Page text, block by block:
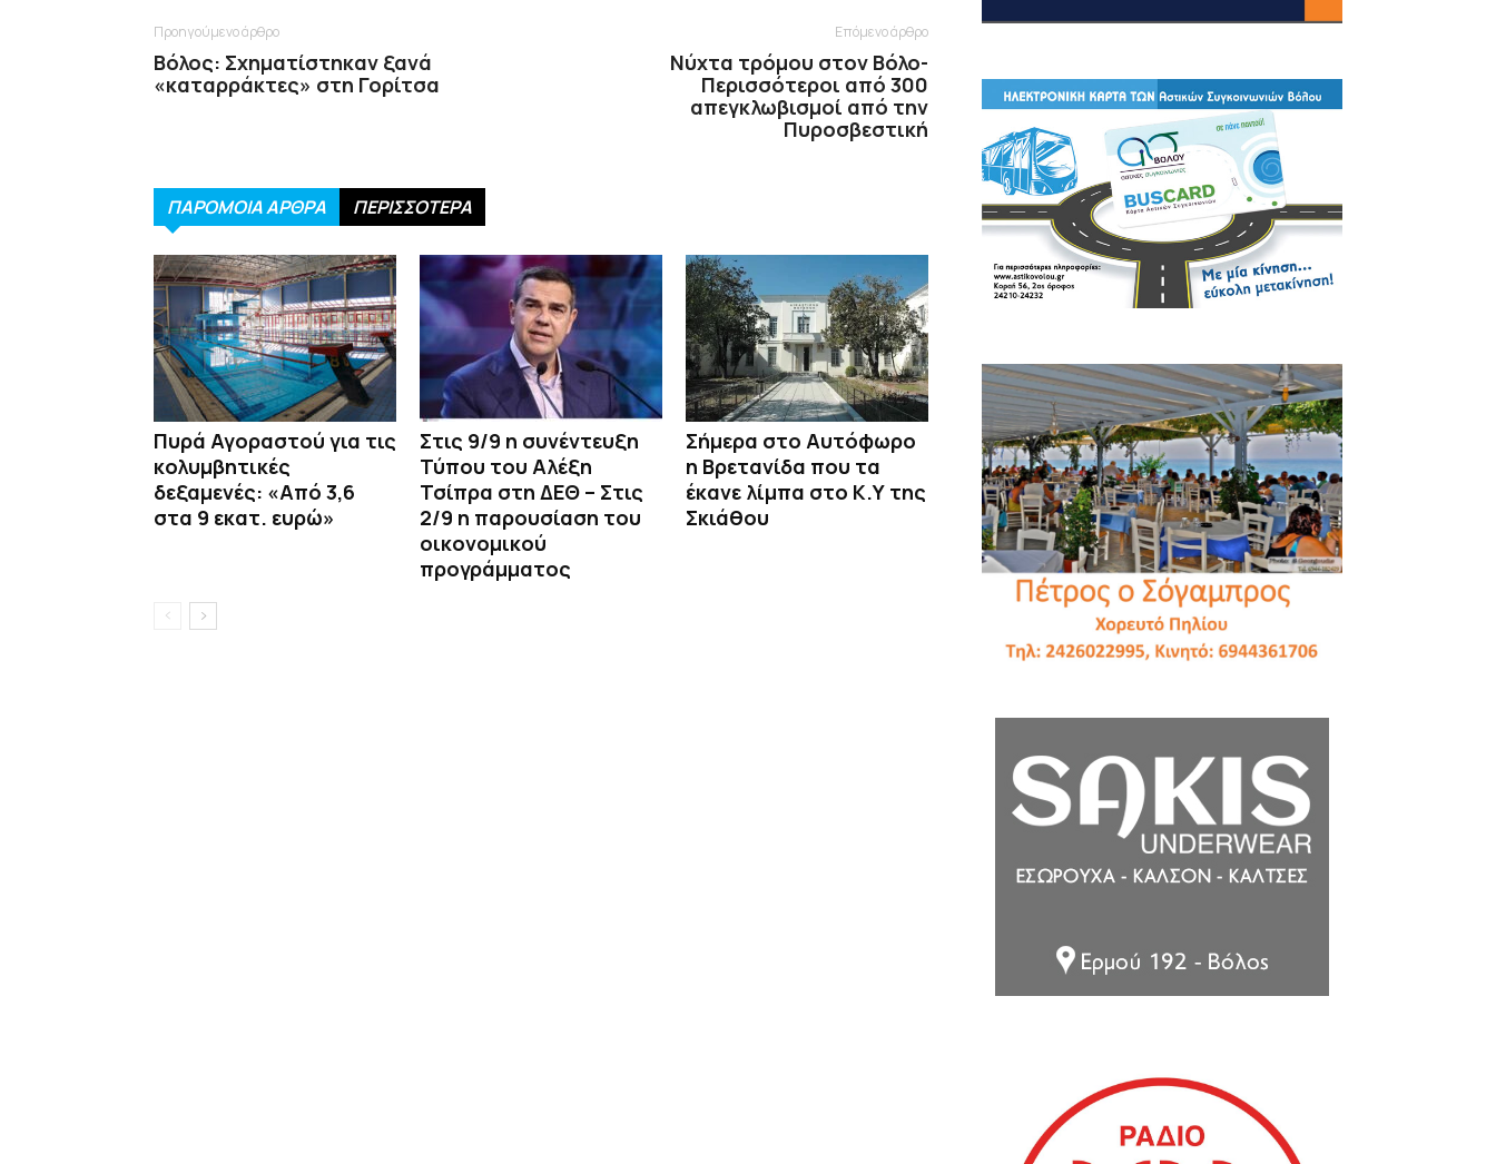
Προηγούμενο άρθρο
Βόλος: Σχηματίστηκαν ξανά
«καταρράκτες» στη Γορίτσα
Επόμενο άρθρο
Νύχτα τρόμου στον Βόλο-
Περισσότεροι από 300
απεγκλωβισμοί από την
Πυροσβεστική
ΠΑΡΟΜΟΙΑ ΑΡΘΡΑ ΠΕΡΙΣΣΟΤΕΡΑ
Πυρά Αγοραστού για τις
κολυμβητικές
δεξαμενές: «Από 3,6
στα 9 εκατ. ευρώ»
Στις 9/9 η συνέντευξη
Τύπου του Αλέξη
Τσίπρα στη ΔΕΘ – Στις
2/9 η παρουσίαση του
οικονομικού
προγράμματος
Σήμερα στο Αυτόφωρο
η Βρετανίδα που τα
έκανε λίμπα στο Κ.Υ της
Σκιάθου